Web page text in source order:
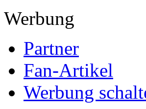
Werbung
Partner
Fan-Artikel
Werbung